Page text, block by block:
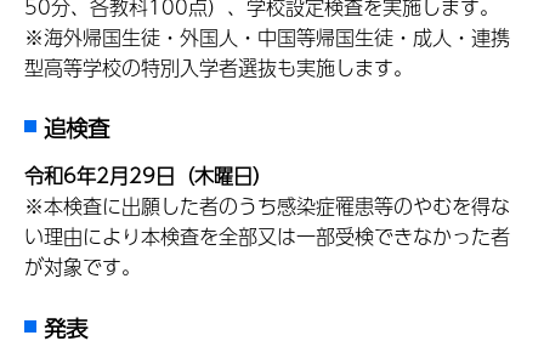
50分、各教科100点）、学校設定検査を実施します。
※海外帰国生徒・外国人・中国等帰国生徒・成人・連携
型高等学校の特別入学者選抜も実施します。
追検査
令和6年2月29日（木曜日）
※本検査に出願した者のうち感染症罹患等のやむを得な
い理由により本検査を全部又は一部受検できなかった者
が対象です。
発表